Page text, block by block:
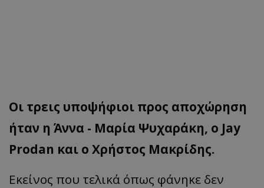
Οι τρεις υποψήφιοι προς αποχώρηση
ήταν η Άννα - Μαρία Ψυχαράκη, ο Jay
Prodan και ο Χρήστος Μακρίδης.
Εκείνος που τελικά όπως φάνηκε δεν